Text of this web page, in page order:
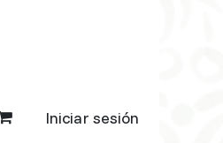
Iniciar sesión